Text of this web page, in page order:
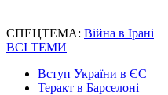
СПЕЦТЕМА: Війна в Ірані
ВСІ ТЕМИ
Вступ України в ЄС
Теракт в Барселоні